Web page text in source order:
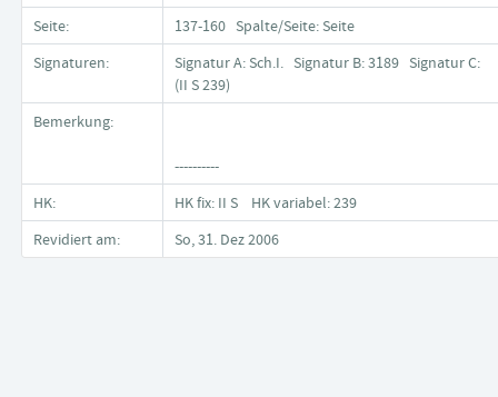
Seite:
137-160 Spalte/Seite: Seite
Signaturen:
Signatur A: Sch.I. Signatur B: 3189 Signatur C:
(II S 239)
Bemerkung:
----------
HK:
HK fix: II S HK variabel: 239
Revidiert am:
So, 31. Dez 2006